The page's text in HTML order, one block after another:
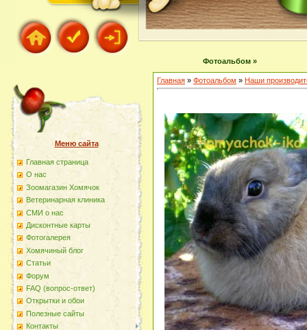
Фотоальбом »
Меню сайта
Главная страница
О наc
Зоомагазин Хомячок
Ветеринарная клиника
СМИ о нас
Дисконтные карты
Фотогалерея
Хомячиный блог
Статьи
Форум
FAQ (вопрос-ответ)
Открытки и обои
Полезные сайты
Контакты
Главная » Фотоальбом » Наши